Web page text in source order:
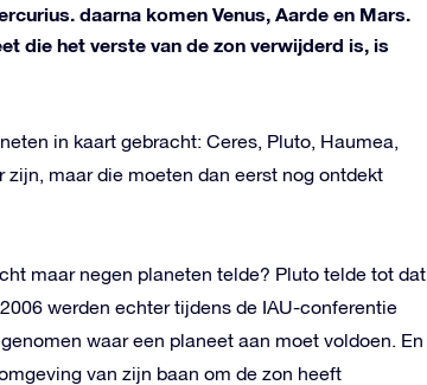
daarna komen Venus, Aarde en Mars.
die het verste van de zon verwijderd is, is
in kaart gebracht: Ceres, Pluto, Haumea,
maar die moeten dan eerst nog ontdekt
maar negen planeten telde? Pluto telde tot dat
werden echter tijdens de IAU-conferentie
waar een planeet aan moet voldoen. En
van zijn baan om de zon heeft